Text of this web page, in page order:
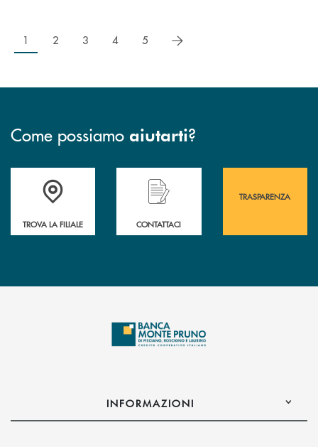
1 2 3 4 5 successivo
Come possiamo aiutarti?
Accedi all' elenco completo&nbsp; delle&nbsp; filiali&nbsp; di Banca
TROVA LA FILIALE
Hai bisogno di assistenza immediata?
CONTATTACI
TRASPARENZA
INFORMAZIONI